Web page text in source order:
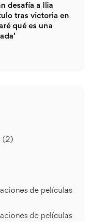
desafía a Ilia
tras victoria en
qué es una
(2)
de películas
de películas